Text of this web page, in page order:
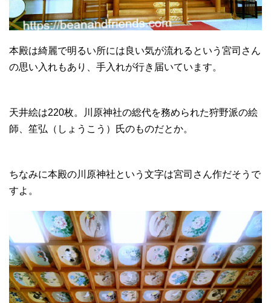
本殿は綺麗で明るい所には良い気が流れるという宮司さん
の思い入れもあり、手入れが行き届いています。
天井絵は220枚。川原神社の総代を務められた狩野派の絵
師、笙弘（しょうこう）氏のものだとか。
ちなみに本殿の川原神社という文字は宮司さん作だそうで
すよ。